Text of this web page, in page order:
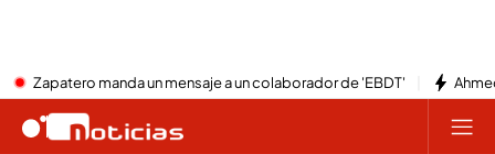
Zapatero manda un mensaje a un colaborador de 'EBDT'